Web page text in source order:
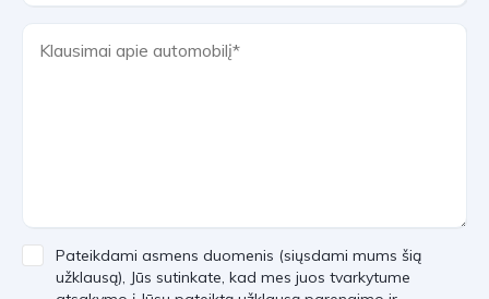
Pateikdami asmens duomenis (siųsdami mums šią
užklausą), Jūs sutinkate, kad mes juos tvarkytume